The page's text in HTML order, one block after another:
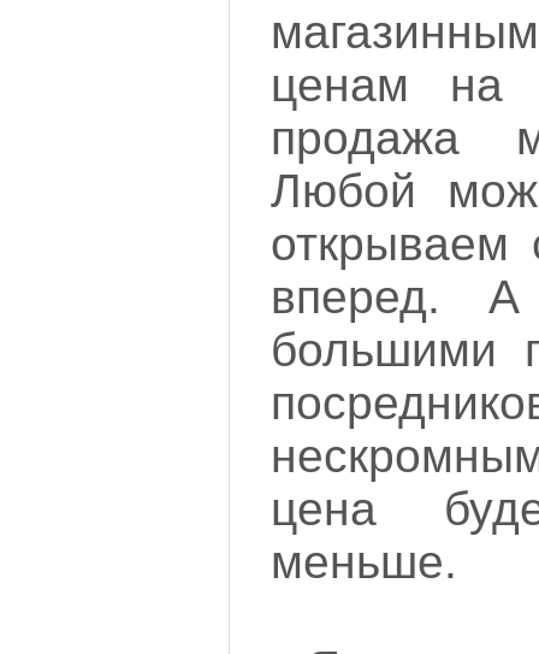
ценам на
продажа
Любой
открываем
вперед. А
большими
цена
меньше.